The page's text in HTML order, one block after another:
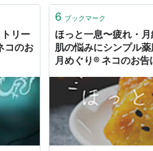
リー
コのお
6 ブックマーク
ほっと一息〜疲れ・
肌の悩みにシンプル
月めぐり®︎ ネコのお告